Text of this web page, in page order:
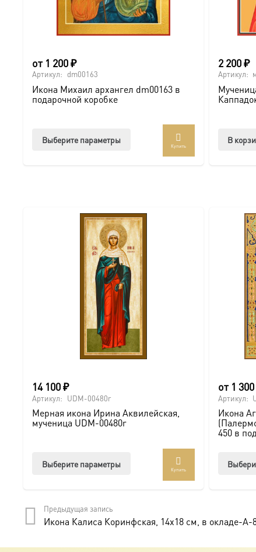
Мы доставляем эти уникальные иконы в надежной
Подписывайтесь на нашу группу ВКонтакте, чтобы
окладе-A-8324 можно онлайн
от 1 200₽
Артикул: dm00163
Икона Михаил архангел dm00163 в
подарочной коробке
Выберите параметры
можно
выбрать
на
странице
товара.
Купить
2 200₽
Артикул:
В
14 100₽
Артикул: UDM-00480r
Мерная икона Ирина Аквилейская,
мученица UDM-00480r
Выберите параметры
Опции
Купить
от 1 300
Артикул:
Икона
450 в
Предыдущая запись
Икона Калиса Коринфская, 14х18 см, в окладе-A-